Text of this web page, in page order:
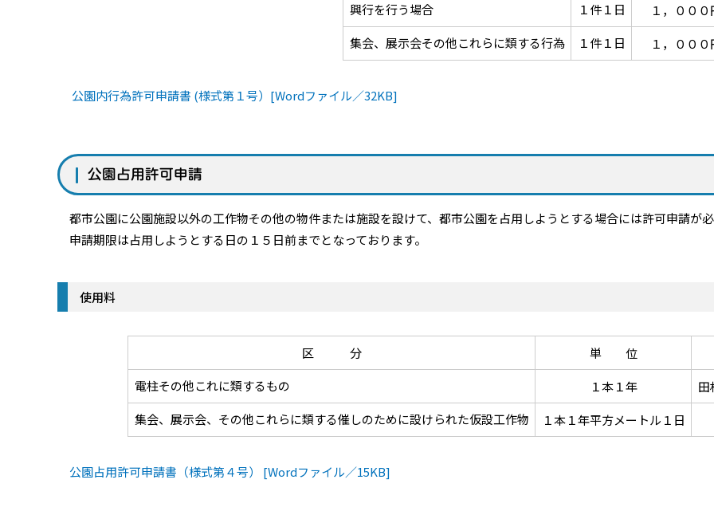
興行を行う場合
１件１日
１，０００
集会、展示会その他これらに類する行為
１件１日 １，０００
公園内行為許可申請書 (様式第１号）[Wordファイル／32KB]
公園占用許可申請
都市公園に公園施設以外の工作物その他の物件または施設を設けて、都市公園を占用しようとする場合には許可申請が必
申請期限は占用しようとする日の１５日前までとなっております。
使用料
区 分 単 位
電柱その他これに類するもの
１本１年
田
集会、展示会、その他これらに類する催しのために設けられた仮設工作物
１本１年平方メートル１日
公園占用許可申請書（様式第４号） [Wordファイル／15KB]